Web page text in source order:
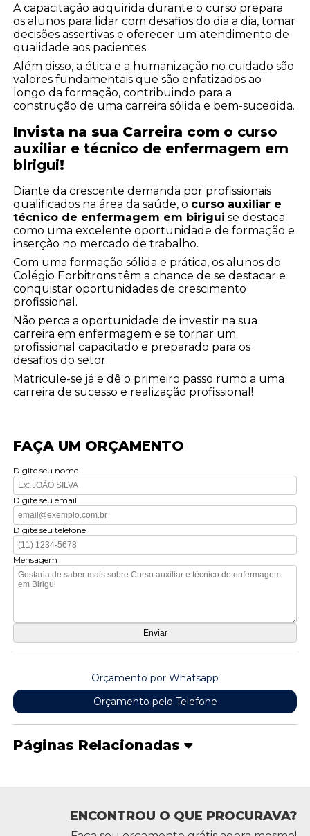
A capacitação adquirida durante o curso prepara
os alunos para lidar com desafios do dia a dia, tomar
decisões assertivas e oferecer um atendimento de
qualidade aos pacientes.
Além disso, a ética e a humanização no cuidado são
valores fundamentais que são enfatizados ao
longo da formação, contribuindo para a
construção de uma carreira sólida e bem-sucedida.
Invista na sua Carreira com o curso
auxiliar e técnico de enfermagem em
birigui!
Diante da crescente demanda por profissionais
qualificados na área da saúde, o curso auxiliar e
técnico de enfermagem em birigui se destaca
como uma excelente oportunidade de formação e
inserção no mercado de trabalho.
Com uma formação sólida e prática, os alunos do
Colégio Eorbitrons têm a chance de se destacar e
conquistar oportunidades de crescimento
profissional.
Não perca a oportunidade de investir na sua
carreira em enfermagem e se tornar um
profissional capacitado e preparado para os
desafios do setor.
Matricule-se já e dê o primeiro passo rumo a uma
carreira de sucesso e realização profissional!
FAÇA UM ORÇAMENTO
Digite seu nome
Digite seu email
Digite seu telefone
Mensagem
Orçamento por Whatsapp
Orçamento pelo Telefone
Páginas Relacionadas
ENCONTROU O QUE PROCURAVA?